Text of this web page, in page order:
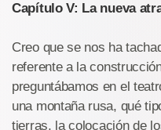
Capítulo V: La nueva
Creo que se nos ha
referente a la
preguntábamos en el
una montaña rusa, qué
tierras, la colocación de